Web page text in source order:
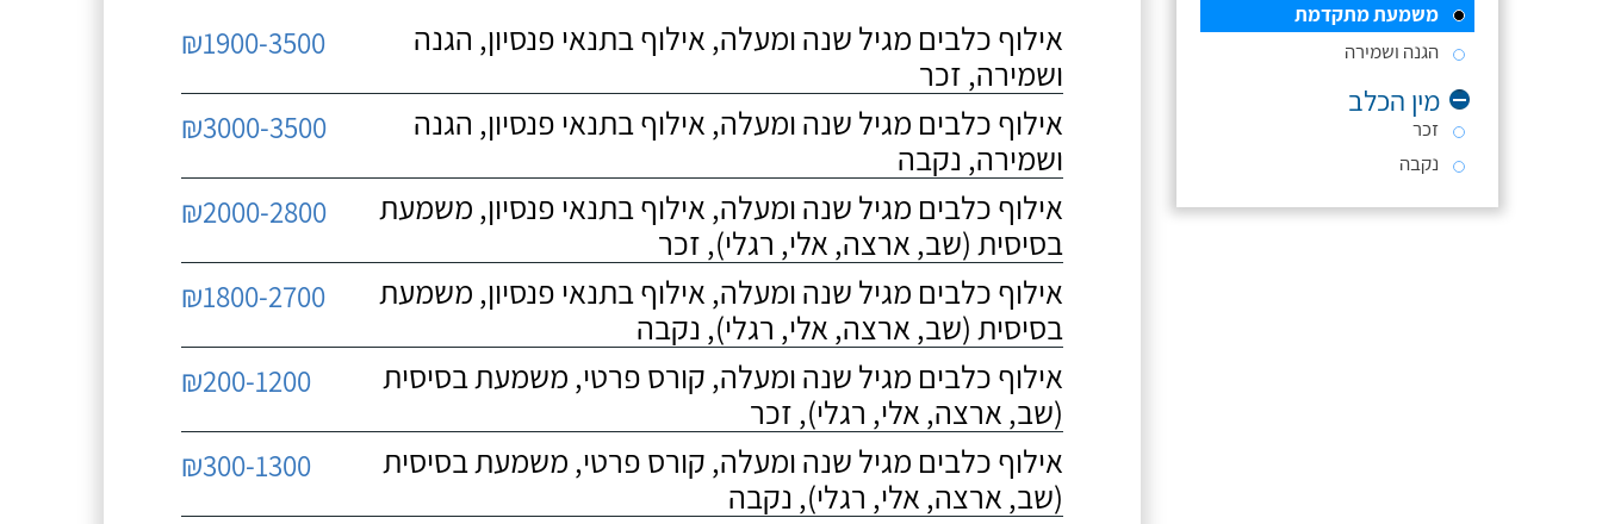
משמעת מתקדמת
הגנה ושמירה
מין הכלב
זכר
נקבה
אילוף כלבים מגיל שנה ומעלה, אילוף בתנאי פנסיון, הגנה
ושמירה, זכר
₪1900-3500
אילוף כלבים מגיל שנה ומעלה, אילוף בתנאי פנסיון, הגנה
ושמירה, נקבה
₪3000-3500
אילוף כלבים מגיל שנה ומעלה, אילוף בתנאי פנסיון, משמעת
בסיסית (שב, ארצה, אלי, רגלי), זכר
₪2000-2800
אילוף כלבים מגיל שנה ומעלה, אילוף בתנאי פנסיון, משמעת
בסיסית (שב, ארצה, אלי, רגלי), נקבה
₪1800-2700
אילוף כלבים מגיל שנה ומעלה, קורס פרטי, משמעת בסיסית
(שב, ארצה, אלי, רגלי), זכר
₪200-1200
אילוף כלבים מגיל שנה ומעלה, קורס פרטי, משמעת בסיסית
(שב, ארצה, אלי, רגלי), נקבה
₪300-1300